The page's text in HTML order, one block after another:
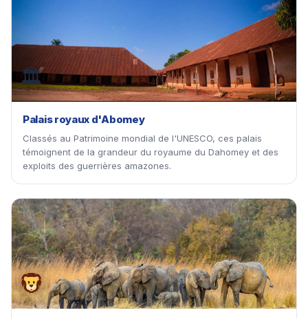
🏛
Palais royaux d'Abomey
Classés au Patrimoine mondial de l'UNESCO, ces palais
témoignent de la grandeur du royaume du Dahomey et des
exploits des guerrières amazones.